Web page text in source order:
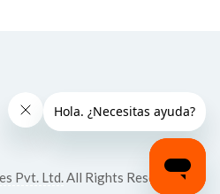
Pvt. Ltd.All Rights Reserved.